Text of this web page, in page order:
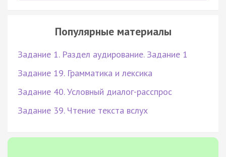
Популярные материалы
Задание 1. Раздел аудирование. Задание 1
Задание 19. Грамматика и лексика
Задание 40. Условный диалог-расспрос
Задание 39. Чтение текста вслух